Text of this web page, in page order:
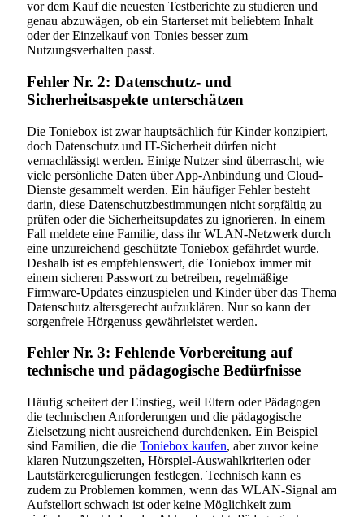
vor dem Kauf die neuesten Testberichte zu studieren und
genau abzuwägen, ob ein Starterset mit beliebtem Inhalt
oder der Einzelkauf von Tonies besser zum
Nutzungsverhalten passt.
Fehler Nr. 2: Datenschutz- und
Sicherheitsaspekte unterschätzen
Die Toniebox ist zwar hauptsächlich für Kinder konzipiert,
doch Datenschutz und IT-Sicherheit dürfen nicht
vernachlässigt werden. Einige Nutzer sind überrascht, wie
viele persönliche Daten über App-Anbindung und Cloud-
Dienste gesammelt werden. Ein häufiger Fehler besteht
darin, diese Datenschutzbestimmungen nicht sorgfältig zu
prüfen oder die Sicherheitsupdates zu ignorieren. In einem
Fall meldete eine Familie, dass ihr WLAN-Netzwerk durch
eine unzureichend geschützte Toniebox gefährdet wurde.
Deshalb ist es empfehlenswert, die Toniebox immer mit
einem sicheren Passwort zu betreiben, regelmäßige
Firmware-Updates einzuspielen und Kinder über das Thema
Datenschutz altersgerecht aufzuklären. Nur so kann der
sorgenfreie Hörgenuss gewährleistet werden.
Fehler Nr. 3: Fehlende Vorbereitung auf
technische und pädagogische Bedürfnisse
Häufig scheitert der Einstieg, weil Eltern oder Pädagogen
die technischen Anforderungen und die pädagogische
Zielsetzung nicht ausreichend durchdenken. Ein Beispiel
sind Familien, die die Toniebox kaufen, aber zuvor keine
klaren Nutzungszeiten, Hörspiel-Auswahlkriterien oder
Lautstärkeregulierungen festlegen. Technisch kann es
zudem zu Problemen kommen, wenn das WLAN-Signal am
Aufstellort schwach ist oder keine Möglichkeit zum